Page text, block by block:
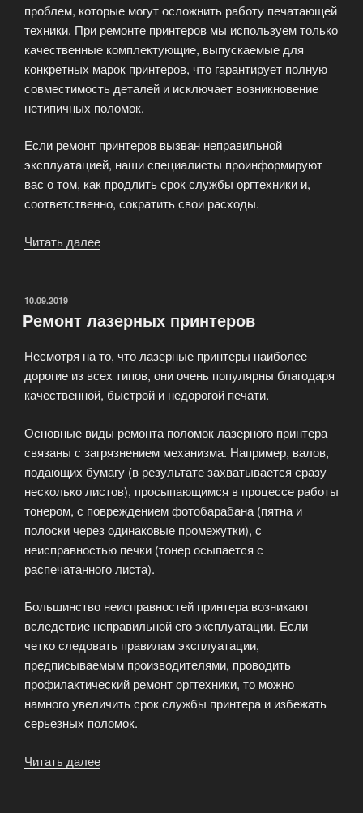
проблем, которые могут осложнить работу печатающей
техники. При ремонте принтеров мы используем только
качественные комплектующие, выпускаемые для
конкретных марок принтеров, что гарантирует полную
совместимость деталей и исключает возникновение
нетипичных поломок.
Если ремонт принтеров вызван неправильной
эксплуатацией, наши специалисты проинформируют
вас о том, как продлить срок службы оргтехники и,
соответственно, сократить свои расходы.
Читать далее
прозрачные
ОПУБЛИКОВАНО
10.09.2019
Ремонт лазерных принтеров
Несмотря на то, что лазерные принтеры наиболее
дорогие из всех типов, они очень популярны благодаря
качественной, быстрой и недорогой печати.
Основные виды ремонта поломок лазерного принтера
связаны с загрязнением механизма. Например, валов,
подающих бумагу (в результате захватывается сразу
несколько листов), просыпающимся в процессе работы
тонером, с повреждением фотобарабана (пятна и
полоски через одинаковые промежутки), с
неисправностью печки (тонер осыпается с
распечатанного листа).
Большинство неисправностей принтера возникают
вследствие неправильной его эксплуатации. Если
четко следовать правилам эксплуатации,
предписываемым производителями, проводить
профилактический ремонт оргтехники, то можно
намного увеличить срок службы принтера и избежать
серьезных поломок.
Читать далее